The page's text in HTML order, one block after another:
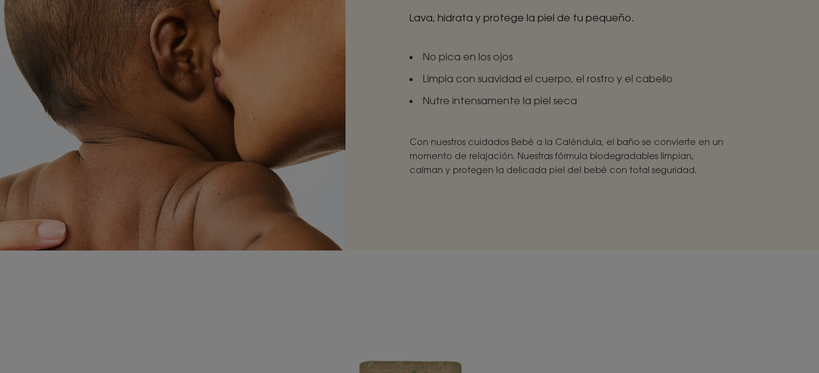
Lava, hidrata y protege la piel de tu pequeño.
No pica en los ojos
Limpia con suavidad el cuerpo, el rostro y el cabello
Nutre intensamente la piel seca
Con nuestros cuidados Bebé a la Caléndula, el baño se convierte en un
momento de relajación. Nuestras fórmula biodegradables limpian,
calman y protegen la delicada piel del bebé con total seguridad.
la